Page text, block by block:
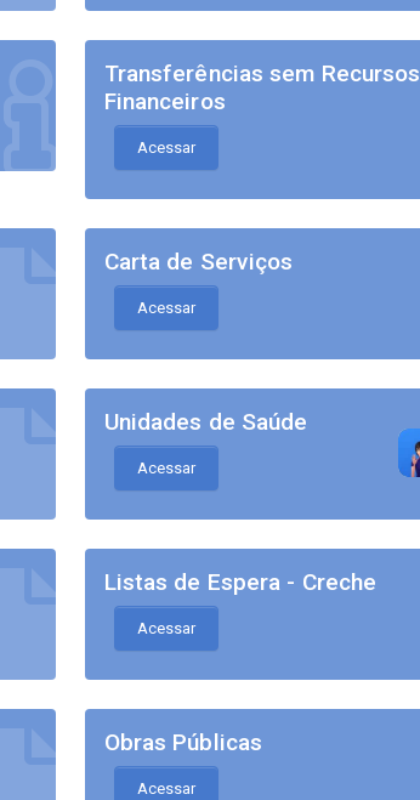
Transferências sem Recursos
Financeiros
Acessar
Carta de Serviços
Acessar
Unidades de Saúde
Acessar
Listas de Espera - Creche
Acessar
Obras Públicas
Acessar